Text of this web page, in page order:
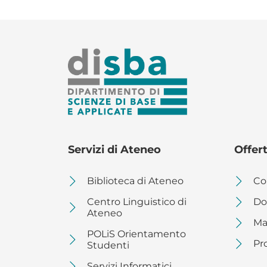
Modulistica docenti
dottorandi
MASTER DISBA
Servizi di Ateneo
Biblioteca di Ateneo
Centro Linguistico di
Ateneo
POLiS Orientamento
Studenti